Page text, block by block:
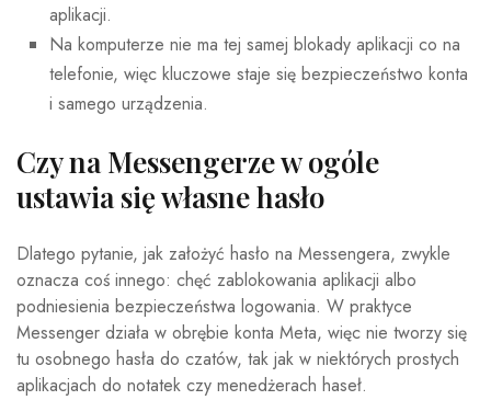
aplikacji.
Na komputerze nie ma tej samej blokady aplikacji co na
telefonie, więc kluczowe staje się bezpieczeństwo konta
i samego urządzenia.
Czy na Messengerze w ogóle
ustawia się własne hasło
Dlatego pytanie, jak założyć hasło na Messengera, zwykle
oznacza coś innego: chęć zablokowania aplikacji albo
podniesienia bezpieczeństwa logowania. W praktyce
Messenger działa w obrębie konta Meta, więc nie tworzy się
tu osobnego hasła do czatów, tak jak w niektórych prostych
aplikacjach do notatek czy menedżerach haseł.